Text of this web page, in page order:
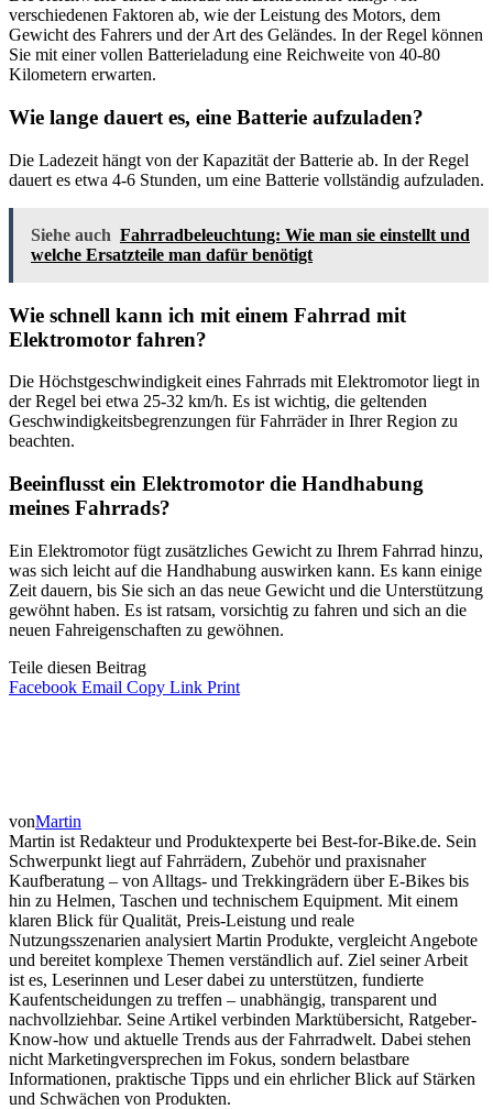
verschiedenen Faktoren ab, wie der Leistung des Motors, dem
Gewicht des Fahrers und der Art des Geländes. In der Regel können
Sie mit einer vollen Batterieladung eine Reichweite von 40-80
Kilometern erwarten.
Wie lange dauert es, eine Batterie aufzuladen?
Die Ladezeit hängt von der Kapazität der Batterie ab. In der Regel
dauert es etwa 4-6 Stunden, um eine Batterie vollständig aufzuladen.
Siehe auch Fahrradbeleuchtung: Wie man sie einstellt und
welche Ersatzteile man dafür benötigt
Wie schnell kann ich mit einem Fahrrad mit
Elektromotor fahren?
Die Höchstgeschwindigkeit eines Fahrrads mit Elektromotor liegt in
der Regel bei etwa 25-32 km/h. Es ist wichtig, die geltenden
Geschwindigkeitsbegrenzungen für Fahrräder in Ihrer Region zu
beachten.
Beeinflusst ein Elektromotor die Handhabung
meines Fahrrads?
Ein Elektromotor fügt zusätzliches Gewicht zu Ihrem Fahrrad hinzu,
was sich leicht auf die Handhabung auswirken kann. Es kann einige
Zeit dauern, bis Sie sich an das neue Gewicht und die Unterstützung
gewöhnt haben. Es ist ratsam, vorsichtig zu fahren und sich an die
neuen Fahreigenschaften zu gewöhnen.
Teile diesen Beitrag
Facebook Email Copy Link Print
vonMartin
Martin ist Redakteur und Produktexperte bei Best-for-Bike.de. Sein
Schwerpunkt liegt auf Fahrrädern, Zubehör und praxisnaher
Kaufberatung – von Alltags- und Trekkingrädern über E-Bikes bis
hin zu Helmen, Taschen und technischem Equipment. Mit einem
klaren Blick für Qualität, Preis-Leistung und reale
Nutzungsszenarien analysiert Martin Produkte, vergleicht Angebote
und bereitet komplexe Themen verständlich auf. Ziel seiner Arbeit
ist es, Leserinnen und Leser dabei zu unterstützen, fundierte
Kaufentscheidungen zu treffen – unabhängig, transparent und
nachvollziehbar. Seine Artikel verbinden Marktübersicht, Ratgeber-
Know-how und aktuelle Trends aus der Fahrradwelt. Dabei stehen
nicht Marketingversprechen im Fokus, sondern belastbare
Informationen, praktische Tipps und ein ehrlicher Blick auf Stärken
und Schwächen von Produkten.